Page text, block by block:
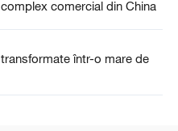
comercial din China
într-o mare de